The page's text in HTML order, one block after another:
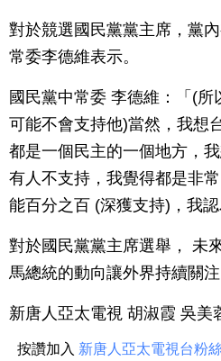
對於競選國民黨黨主席，黨
常委李德維表示。
國民黨中常委 李德維：「(所
可能不會支持他)當然，我想
都是一個民主的一個地方，
有人不支持，我覺得都是非
能百分之百 (深獲支持)，我認
對於國民黨黨主席選舉， 未
馬總統的動向讓外界持續關注
新唐人亞太電視 胡淑霞 吳美
按讚加入 新唐人亞太電視台粉